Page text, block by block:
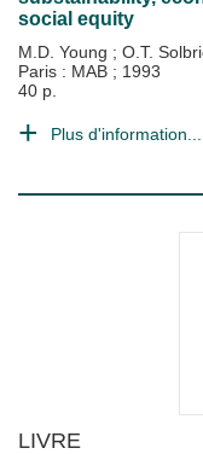
social equity
M.D. Young ; O.T.
Paris : MAB ; 1993
40 p.
Plus d'information...
LIVRE